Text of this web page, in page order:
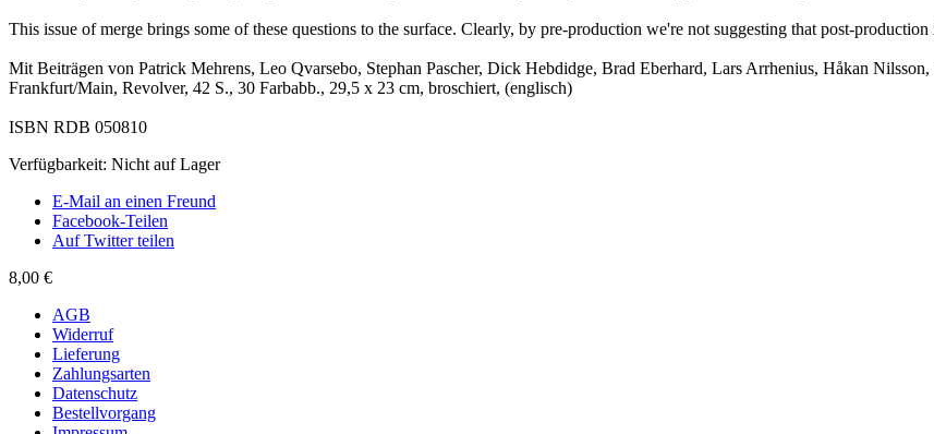
This issue of merge brings some of these questions to the surface. Clearly, by pre-production we're not suggesting that post-
Mit Beiträgen von Patrick Mehrens, Leo Qvarsebo, Stephan Pascher, Dick Hebdidge, Brad Eberhard, Lars Arrhenius, Håkan
Frankfurt/Main, Revolver, 42 S., 30 Farbabb., 29,5 x 23 cm, broschiert, (englisch)
ISBN RDB 050810
Verfügbarkeit: Nicht auf Lager
E-Mail an einen Freund
Facebook-Teilen
Auf Twitter teilen
8,00 €
AGB
Widerruf
Lieferung
Zahlungsarten
Datenschutz
Bestellvorgang